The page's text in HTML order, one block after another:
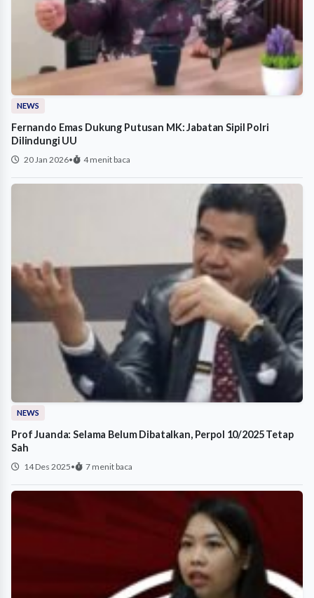
NEWS
Fernando Emas Dukung Putusan MK: Jabatan Sipil Polri
Dilindungi UU
20 Jan 2026• 4 menit baca
NEWS
Prof Juanda: Selama Belum Dibatalkan, Perpol 10/2025 Tetap
Sah
14 Des 2025• 7 menit baca